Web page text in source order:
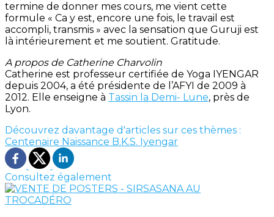
termine de donner mes cours, me vient cette
formule « Ca y est, encore une fois, le travail est
accompli, transmis » avec la sensation que Guruji est
là intérieurement et me soutient. Gratitude.
A propos de Catherine Charvolin
Catherine est professeur certifiée de Yoga IYENGAR
depuis 2004, a été présidente de l’AFYI de 2009 à
2012. Elle enseigne à Tassin la Demi- Lune, près de
Lyon.
Découvrez davantage d'articles sur ces thèmes :
Centenaire Naissance B.K.S. Iyengar
Consultez également